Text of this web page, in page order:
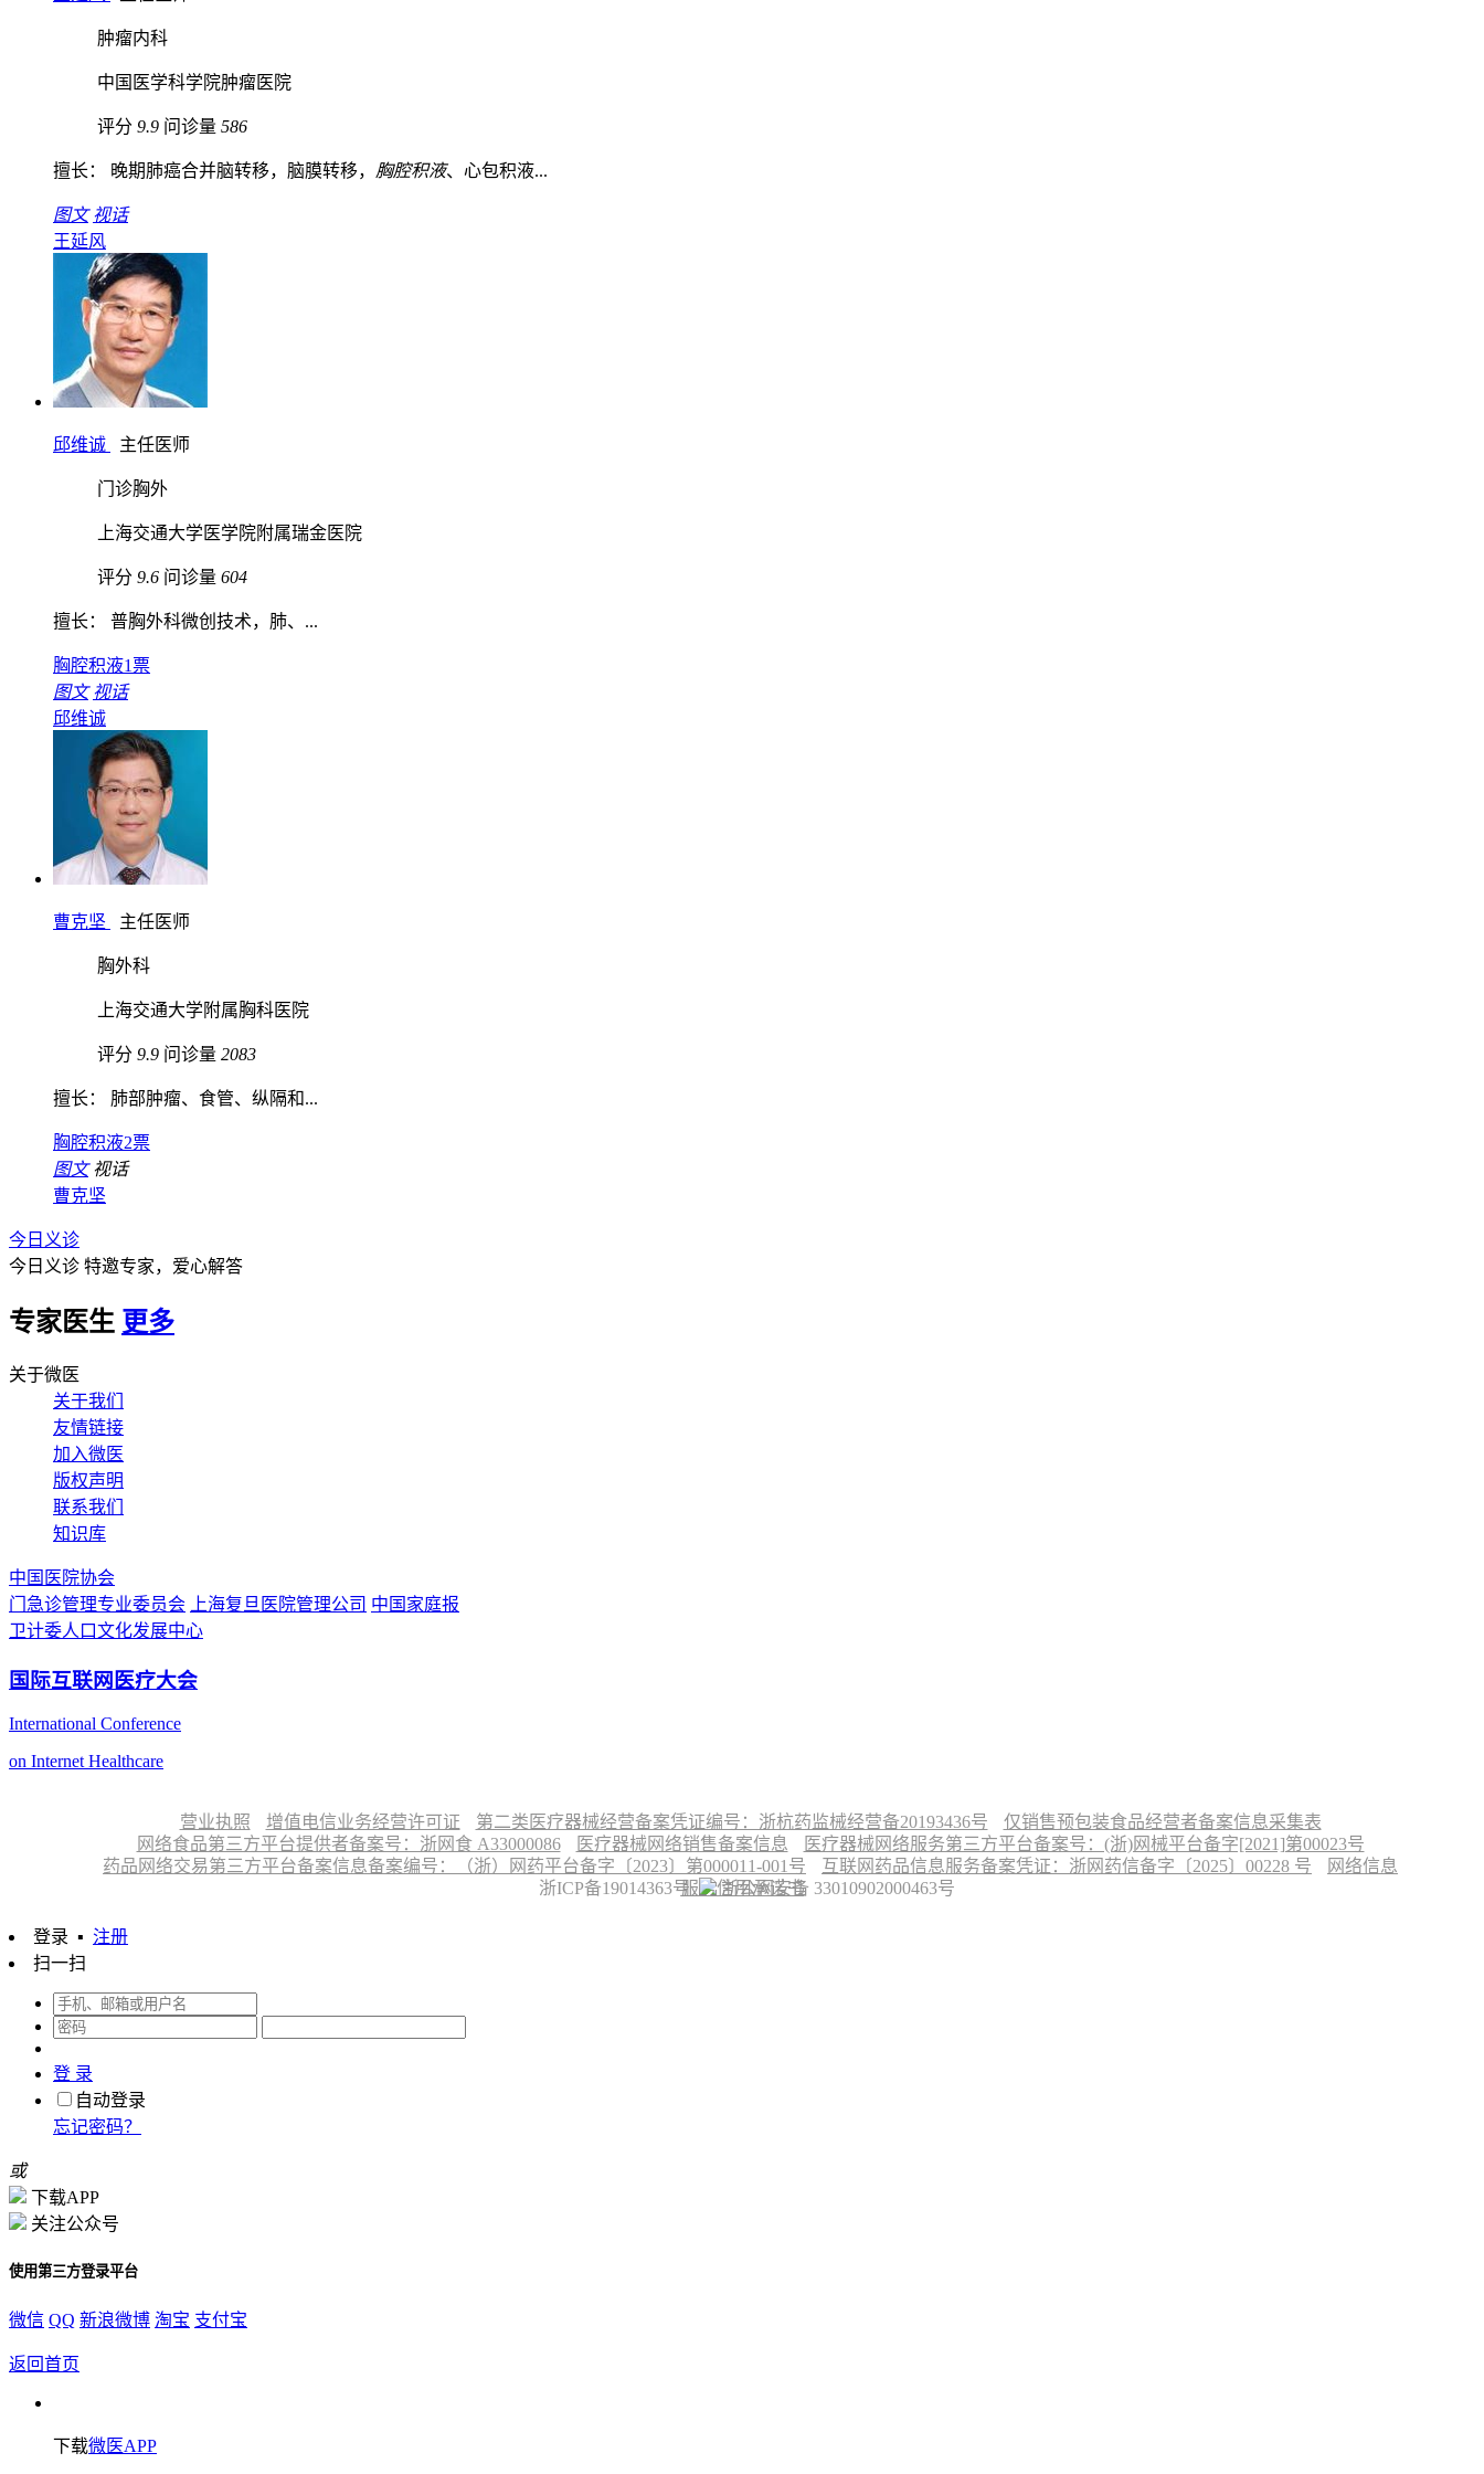
肿瘤内科
中国医学科学院肿瘤医院
评分 9.9 问诊量 586
擅长： 晚期肺癌合并脑转移，脑膜转移， 胸腔积液、心包积液...
图文 视话
王延风
邱维诚 主任医师
门诊胸外
上海交通大学医学院附属瑞金医院
评分 9.6 问诊量 604
擅长： 普胸外科微创技术，肺、...
胸腔积液1票
图文 视话
邱维诚
曹克坚 主任医师
胸外科
上海交通大学附属胸科医院
评分 9.9 问诊量 2083
擅长： 肺部肿瘤、食管、纵隔和...
胸腔积液2票
图文 视话
曹克坚
今日义诊
今日义诊 特邀专家，爱心解答
专家医生 更多
关于微医
关于我们
友情链接
加入微医
版权声明
联系我们
知识库
中国医院协会
门急诊管理专业委员会 上海复旦医院管理公司 中国家庭报
卫计委人口文化发展中心
国际互联网医疗大会
International Conference
on Internet Healthcare
营业执照 增值电信业务经营许可证 第二类医疗器械经营备案凭证编号：浙杭药监械经营备20193436号
仅销售预包装食品经营者备案信息采集表
网络食品第三方平台提供者备案号：浙网食 A33000086
医疗器械网络销售备案信息
医疗器械网络服务第三方平台备案号：(浙)网械平台备字[2021]第00023号
药品网络交易第三方平台备案信息备案编号：（浙）网药平台备字〔2023〕第000011-001号
互联网药品信息服务备案凭证：浙网药信备字〔2025〕00228 号
网络信息
服务信用承诺书
浙ICP备19014363号 浙公网安备 33010902000463号
登录 ▪ 注册
扫一扫
登 录
自动登录
忘记密码？
或
下载APP
关注公众号
使用第三方登录平台
微信 QQ 新浪微博 淘宝 支付宝
返回首页
下载微医APP